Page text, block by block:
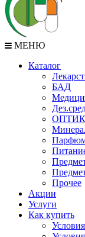
МЕНЮ
Каталог
БАД
ОПТИКА
Прочее
Акции
Услуги
Как купить